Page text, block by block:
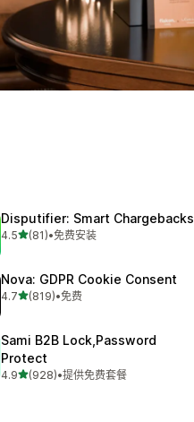
Disputifier: Smart Chargebacks
4.5星（满分 5 星）
(81)
总共 81 条评论
•免费安装
Nova: GDPR Cookie Consent
4.7星（满分 5 星）
(819)
总共 819 条评论
•免费
Sami B2B Lock,Password
Protect
4.9星（满分 5 星）
(928)
总共 928 条评论
•提供免费套餐